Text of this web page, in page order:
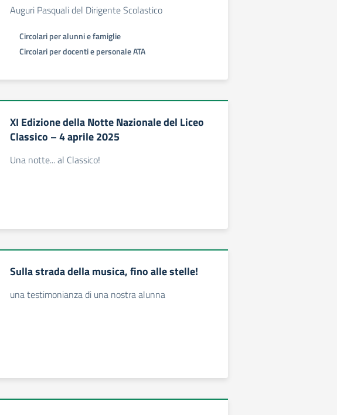
Auguri Pasquali del Dirigente Scolastico
Circolari per alunni e famiglie
Circolari per docenti e personale ATA
XI Edizione della Notte Nazionale del Liceo
Classico – 4 aprile 2025
Una notte... al Classico!
Sulla strada della musica, fino alle stelle!
una testimonianza di una nostra alunna